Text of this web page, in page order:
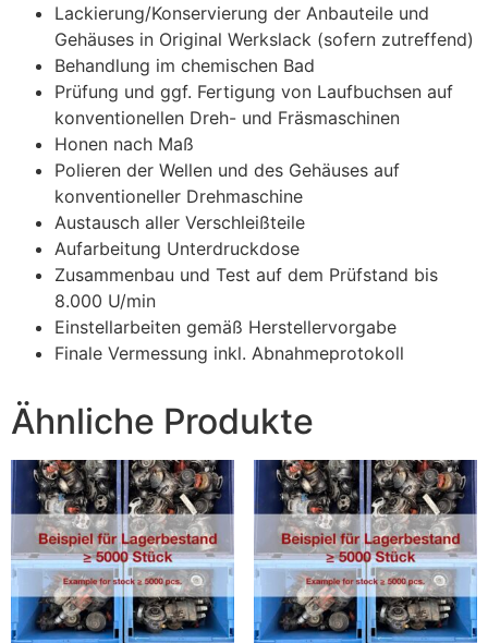
Lackierung/Konservierung der Anbauteile und
Gehäuses in Original Werkslack (sofern zutreffend)
Behandlung im chemischen Bad
Prüfung und ggf. Fertigung von Laufbuchsen auf
konventionellen Dreh- und Fräsmaschinen
Honen nach Maß
Polieren der Wellen und des Gehäuses auf
konventioneller Drehmaschine
Austausch aller Verschleißteile
Aufarbeitung Unterdruckdose
Zusammenbau und Test auf dem Prüfstand bis
8.000 U/min
Einstellarbeiten gemäß Herstellervorgabe
Finale Vermessung inkl. Abnahmeprotokoll
Ähnliche Produkte